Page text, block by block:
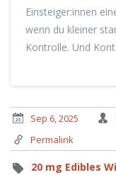
Einsteiger:innen
wenn du kleiner
Kontrolle. Und
Sep 6, 2025
Permalink
20 mg Edibles